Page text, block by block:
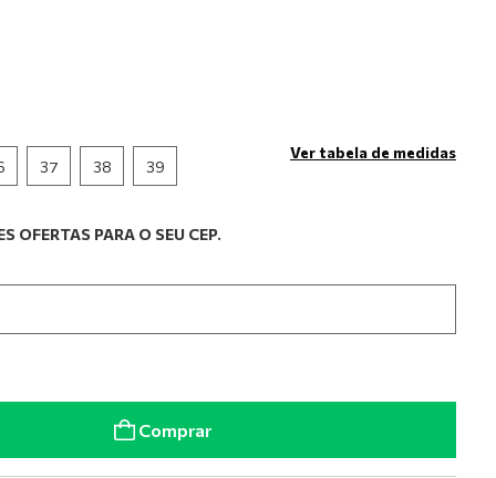
37 38 39
Ver tabela de medidas
OFERTAS PARA O SEU CEP.
Comprar